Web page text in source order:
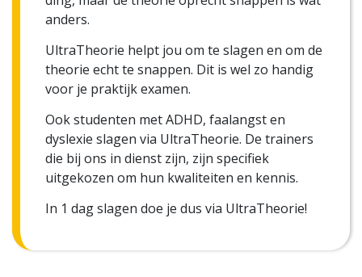
anders.
UltraTheorie helpt jou om te slagen en om de
theorie echt te snappen. Dit is wel zo handig
voor je praktijk examen.
Ook studenten met ADHD, faalangst en
dyslexie slagen via UltraTheorie. De trainers
die bij ons in dienst zijn, zijn specifiek
uitgekozen om hun kwaliteiten en kennis.
In 1 dag slagen doe je dus via UltraTheorie!